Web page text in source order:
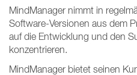
MindManager nimmt in
Software-Versionen aus dem
auf die Entwicklung und den
konzentrieren.
MindManager bietet seinen